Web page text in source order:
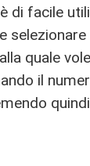
è di facile
quale
il